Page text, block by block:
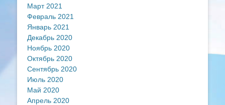
Март 2021
Февраль 2021
Январь 2021
Декабрь 2020
Ноябрь 2020
Октябрь 2020
Сентябрь 2020
Июль 2020
Май 2020
Апрель 2020